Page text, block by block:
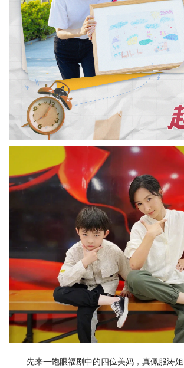
先来一饱眼福剧中的四位美妈，真佩服涛